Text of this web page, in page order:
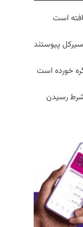
است
پیوستند
خورده است
رسیدن